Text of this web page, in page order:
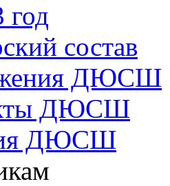
год
состав
ДЮСШ
ДЮСШ
ДЮСШ